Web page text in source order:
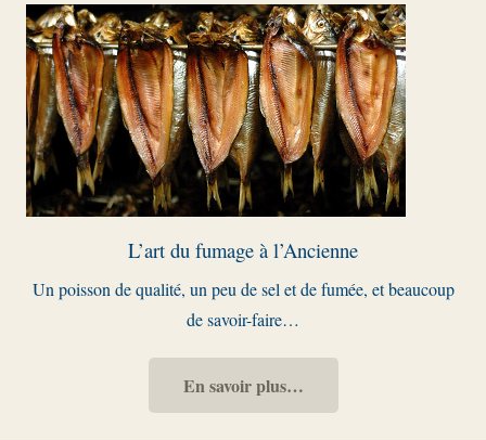
L’art du fumage à l’Ancienne
Un poisson de qualité, un peu de sel et de fumée, et beaucoup
de savoir-faire…
En savoir plus…